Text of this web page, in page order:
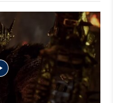
mit klassischer
kämpft und sogar eine
trägt wie es sie in der Dark-
von Lords of the
Mit einer Laterne könnt ihr
machen, die unter der
of the Fallen erscheint am